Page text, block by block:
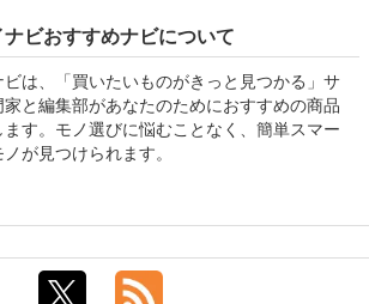
ナビおすすめナビについて
は、「買いたいものがきっと見つかる」サ
と編集部があなたのためにおすすめの商品
す。モノ選びに悩むことなく、簡単スマー
が見つけられます。